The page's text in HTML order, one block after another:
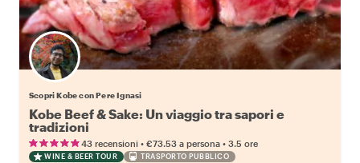
Scopri Kobe con Pere Ignasi
Kobe Beef & Sake: Un viaggio tra sapori e
tradizioni
43 recensioni • €73.53 a persona • 3.5 ore
WINE & BEER TOUR
TRASPORTO PUBBLICO